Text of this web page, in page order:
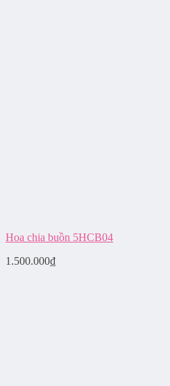
Hoa chia buồn 5HCB04
1.500.000₫